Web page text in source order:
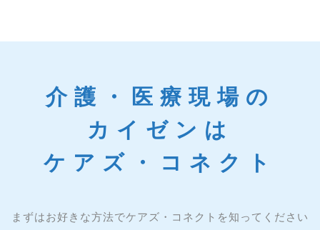
介護・医療現場の
カイゼンは
ケアズ・コネクト
まずはお好きな方法でケアズ・コネクトを知ってください